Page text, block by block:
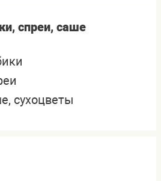
спреи, саше
сухоцветы